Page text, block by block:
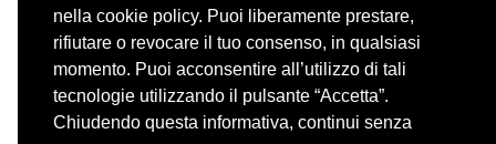
nella cookie policy. Puoi liberamente prestare,
rifiutare o revocare il tuo consenso, in qualsiasi
momento. Puoi acconsentire all’utilizzo di tali
tecnologie utilizzando il pulsante “Accetta”.
Chiudendo questa informativa, continui senza